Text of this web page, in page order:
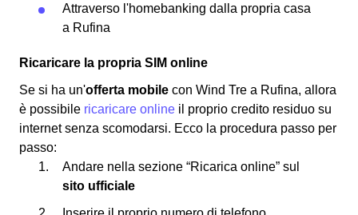
Attraverso l'homebanking dalla propria casa
a Rufina
Ricaricare la propria SIM online
Se si ha un'offerta mobile con Wind Tre a Rufina, allora
è possibile ricaricare online il proprio credito residuo su
internet senza scomodarsi. Ecco la procedura passo per
passo:
Andare nella sezione “Ricarica online” sul
sito ufficiale